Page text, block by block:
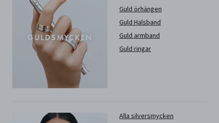
GULDSMYCKEN
Guld örhängen
Guld Halsband
Guld armband
Guld ringar
Alla silversmycken